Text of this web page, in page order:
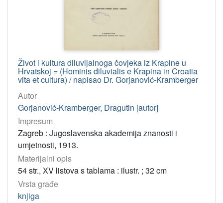
Život i kultura diluvijalnoga čovjeka iz Krapine u
Hrvatskoj = (Hominis diluvialis e Krapina in Croatia
vita et cultura) / napisao Dr. Gorjanović-Kramberger
Autor
Gorjanović-Kramberger, Dragutin [autor]
Impresum
Zagreb : Jugoslavenska akademija znanosti i
umjetnosti, 1913.
Materijalni opis
54 str., XV listova s tablama : ilustr. ; 32 cm
Vrsta građe
knjiga